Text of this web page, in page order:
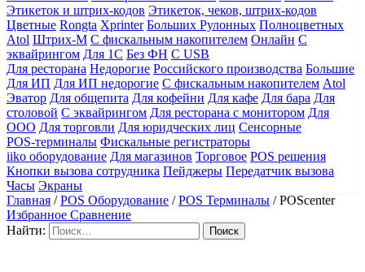
Этикеток и штрих-кодов Этикеток, чеков, штрих-кодов
Цветные Rongta Xprinter Больших Рулонных Полноцветных
Atol Штрих-М С фискальным накопителем Онлайн С
эквайрингом Для 1С Без ФН С USB
Для ресторана Недорогие Российского производства Большие
Для ИП Для ИП недорогие С фискальным накопителем Atol
Эватор Для общепита Для кофейни Для кафе Для бара Для
столовой С эквайрингом Для ресторана с монитором Для
ООО Для торговли Для юридческих лиц Сенсорные
POS-терминалы Фискальные регистраторы
iiko оборудование Для магазинов Торговое POS решения
Кнопки вызова сотрудника Пейджеры Передатчик вызова
Часы Экраны
Главная /POS Оборудование /POS Терминалы /POScenter
Избранное Сравнение
Найти: